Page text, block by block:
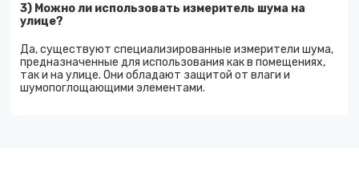
3) Можно ли использовать измеритель шума на
улице?
Да, существуют специализированные измерители шума,
предназначенные для использования как в помещениях,
так и на улице. Они обладают защитой от влаги и
шумопоглощающими элементами.